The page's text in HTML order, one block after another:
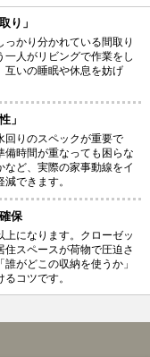
り」
かり分かれている間取り
人がリビングで作業をし
互いの睡眠や休息を妨げ
」
回りのスペックが重要で
備時間が重なっても困らな
など、実際の家事動線をイ
できます。
保
になります。クローゼッ
住スペースが荷物で圧迫さ
がどこの収納を使うか」
コツです。